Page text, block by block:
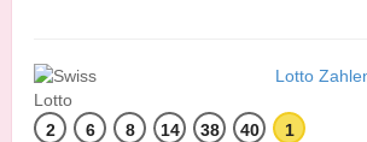
Lotto
2 6 8 14 38 40 1